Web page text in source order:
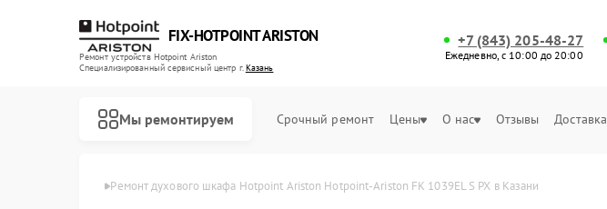
FIX-HOTPOINT ARISTON
Ремонт устройств Hotpoint Ariston
Специализированный cервисный центр г.Казань
+7 (843) 205-48-27
Ежедневно, с 10:00 до 20:00
Мы ремонтируем Срочный ремонт Цены О нас Отзывы Доставка
Ariston в Казани Ремонт духового шкафа Hotpoint Ariston Hotpoint-Ariston FK 1039EL S PX в Казани